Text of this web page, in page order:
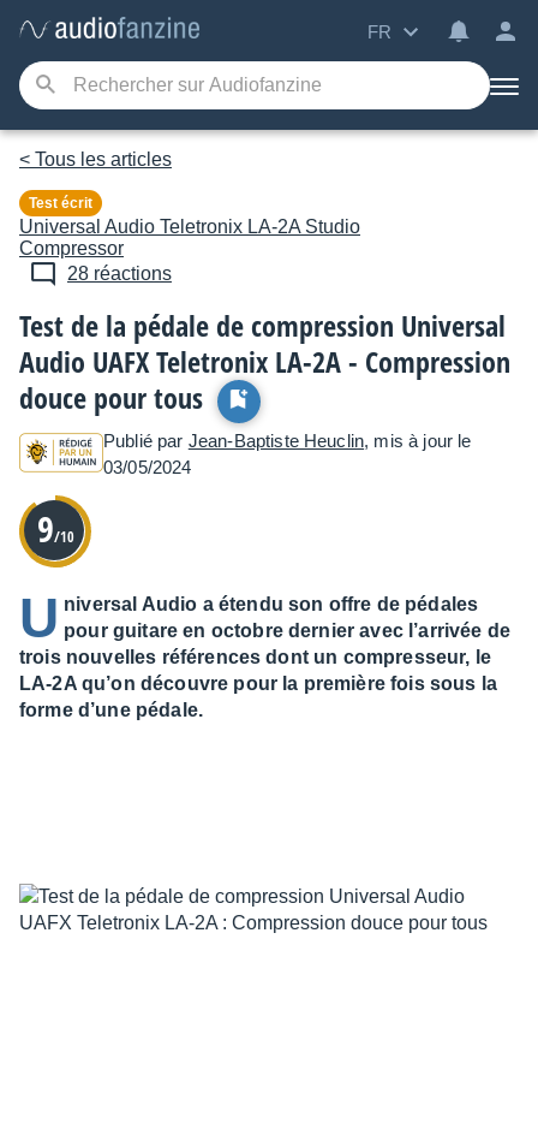
FR
< Tous les articles
Test écrit
Universal Audio Teletronix LA-2A Studio
Compressor
28 réactions
Test de la pédale de compression Universal
Audio UAFX Teletronix LA-2A - Compression
douce pour tous
Publié par Jean-Baptiste Heuclin, mis à jour le
03/05/2024
9/10
U niversal Audio a étendu son offre de pédales
pour guitare en octobre dernier avec l’arrivée de
trois nouvelles références dont un compresseur, le
LA-2A qu’on découvre pour la première fois sous la
forme d’une pédale.